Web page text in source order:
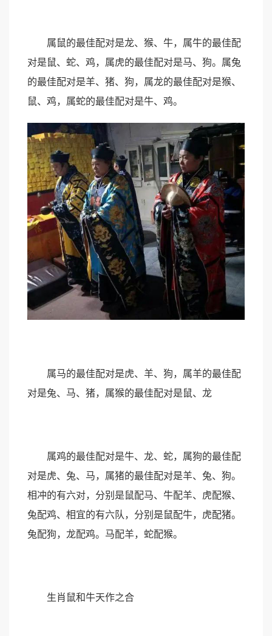
属鼠的最佳配对是龙、猴、牛，属牛的最佳配
对是鼠、蛇、鸡，属虎的最佳配对是马、狗。属兔
的最佳配对是羊、猪、狗，属龙的最佳配对是猴、
鼠、鸡，属蛇的最佳配对是牛、鸡。
属马的最佳配对是虎、羊、狗，属羊的最佳配
对是兔、马、猪，属猴的最佳配对是鼠、龙
属鸡的最佳配对是牛、龙、蛇，属狗的最佳配
对是虎、兔、马，属猪的最佳配对是羊、兔、狗。
相冲的有六对，分别是鼠配马、牛配羊、虎配猴、
兔配鸡、相宜的有六队，分别是鼠配牛，虎配猪。
兔配狗，龙配鸡。马配羊，蛇配猴。
生肖鼠和牛天作之合